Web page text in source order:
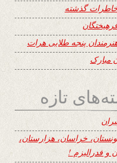
خاطرات گذشته
پنجه طلایی هرات
مبارک
تازه
خراسان، هزارستان،
و فدرالیزم !